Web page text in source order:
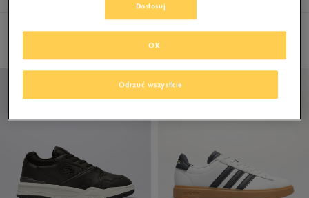
Wybrane filtry:
Dostosuj
Odrzuć wszystkie
OK